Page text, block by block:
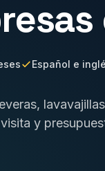
Español e
y